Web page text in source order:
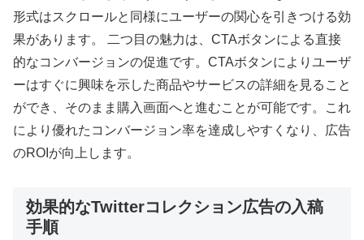
形式はスクロールと同様にユーザーの関心を引きつける効
果があります。 二つ目の魅力は、CTAボタンによる直接
的なコンバージョンの促進です。CTAボタンによりユーザ
ーはすぐに興味を示した商品やサービスの詳細を見ること
ができ、そのまま購入画面へと進むことが可能です。これ
により優れたコンバージョン率を達成しやすくなり、広告
のROIが向上します。
効果的なTwitterコレクション広告の入稿
手順